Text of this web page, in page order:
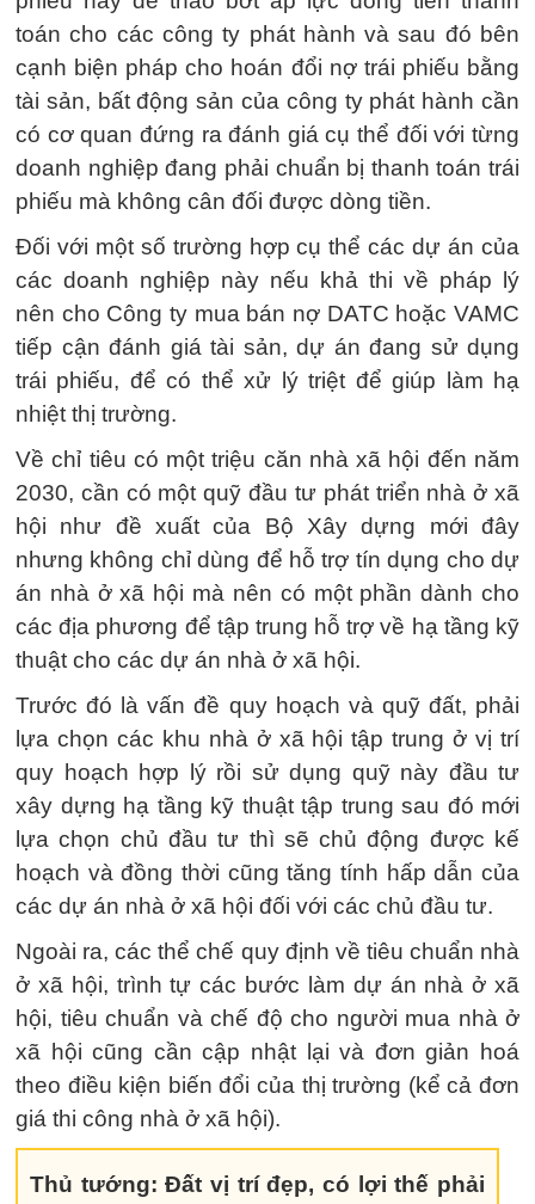
toán cho các công ty phát hành và sau đó bên
cạnh biện pháp cho hoán đổi nợ trái phiếu bằng
tài sản, bất động sản của công ty phát hành cần
có cơ quan đứng ra đánh giá cụ thể đối với từng
doanh nghiệp đang phải chuẩn bị thanh toán trái
phiếu mà không cân đối được dòng tiền.
Đối với một số trường hợp cụ thể các dự án của
các doanh nghiệp này nếu khả thi về pháp lý
nên cho Công ty mua bán nợ DATC hoặc VAMC
tiếp cận đánh giá tài sản, dự án đang sử dụng
trái phiếu, để có thể xử lý triệt để giúp làm hạ
nhiệt thị trường.
Về chỉ tiêu có một triệu căn nhà xã hội đến năm
2030, cần có một quỹ đầu tư phát triển nhà ở xã
hội như đề xuất của Bộ Xây dựng mới đây
nhưng không chỉ dùng để hỗ trợ tín dụng cho dự
án nhà ở xã hội mà nên có một phần dành cho
các địa phương để tập trung hỗ trợ về hạ tầng kỹ
thuật cho các dự án nhà ở xã hội.
Trước đó là vấn đề quy hoạch và quỹ đất, phải
lựa chọn các khu nhà ở xã hội tập trung ở vị trí
quy hoạch hợp lý rồi sử dụng quỹ này đầu tư
xây dựng hạ tầng kỹ thuật tập trung sau đó mới
lựa chọn chủ đầu tư thì sẽ chủ động được kế
hoạch và đồng thời cũng tăng tính hấp dẫn của
các dự án nhà ở xã hội đối với các chủ đầu tư.
Ngoài ra, các thể chế quy định về tiêu chuẩn nhà
ở xã hội, trình tự các bước làm dự án nhà ở xã
hội, tiêu chuẩn và chế độ cho người mua nhà ở
xã hội cũng cần cập nhật lại và đơn giản hoá
theo điều kiện biến đổi của thị trường (kể cả đơn
giá thi công nhà ở xã hội).
Thủ tướng: Đất vị trí đẹp, có lợi thế phải